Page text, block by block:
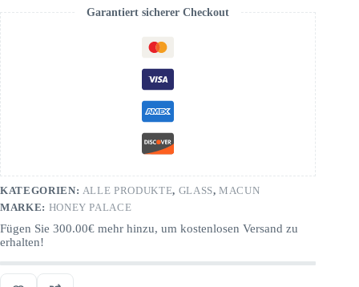
Garantiert sicherer Checkout
KATEGORIEN: ALLE PRODUKTE, GLASS,MACUN
MARKE: HONEY PALACE
Fügen Sie 300.00€ mehr hinzu, um kostenlosen Versand zu
erhalten!